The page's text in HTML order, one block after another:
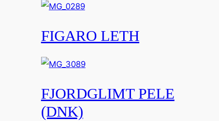
FIGARO LETH
FJORDGLIMT PELE
(DNK)